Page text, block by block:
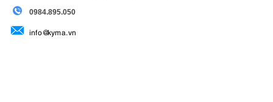
0984.895.050
info@kyma.vn